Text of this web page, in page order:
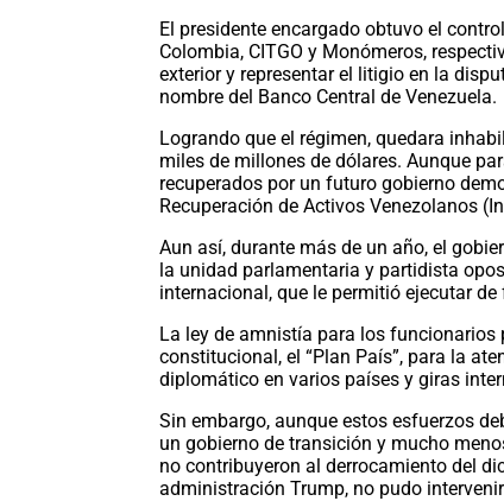
El presidente encargado obtuvo el
Colombia, CITGO y Monómeros,
exterior y representar el litigio en la
nombre del Banco Central de Venezuela.
Logrando que el régimen, quedara
miles de millones de dólares. Aunque
recuperados por un futuro gobierno
Recuperación de Activos Venezolanos
Aun así, durante más de un año, el
la unidad parlamentaria y partidista
internacional, que le permitió ejecutar
La ley de amnistía para los funcionarios
constitucional, el “Plan País”, para la
diplomático en varios países y giras
Sin embargo, aunque estos esfuerzos
un gobierno de transición y mucho
no contribuyeron al derrocamiento del
administración Trump, no pudo